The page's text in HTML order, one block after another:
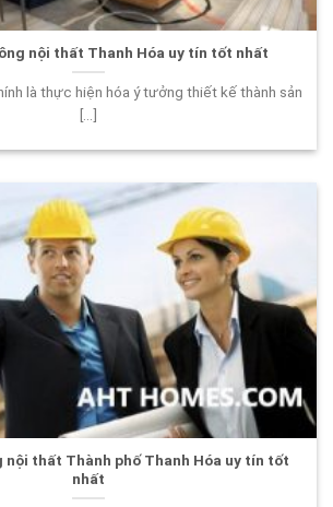
nội thất Thanh Hóa uy tín tốt nhất
là thực hiện hóa ý tưởng thiết kế thành sản
[...]
nội thất Thành phố Thanh Hóa uy tín tốt
nhất